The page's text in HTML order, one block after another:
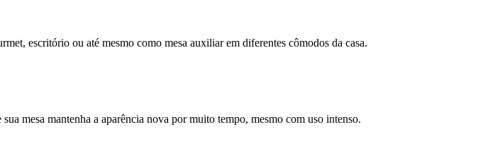
escritório ou até mesmo como mesa auxiliar em diferentes cômodos da casa.
mesa mantenha a aparência nova por muito tempo, mesmo com uso intenso.